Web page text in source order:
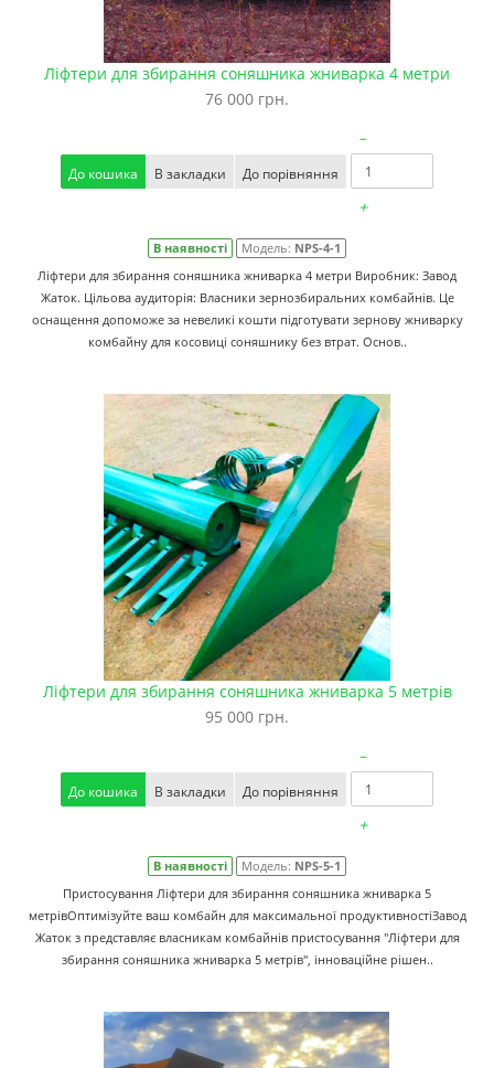
Ліфтери для збирання соняшника жниварка 4 метри
76 000 грн.
До кошика В закладки До порівняння
–
+
В наявності Модель: NPS-4-1
Ліфтери для збирання соняшника жниварка 4 метри Виробник: Завод
Жаток. Цільова аудиторія: Власники зернозбиральних комбайнів. Це
оснащення допоможе за невеликі кошти підготувати зернову жниварку
комбайну для косовиці соняшнику без втрат. Основ..
Ліфтери для збирання соняшника жниварка 5 метрів
95 000 грн.
До кошика В закладки До порівняння
–
+
В наявності Модель: NPS-5-1
Пристосування Ліфтери для збирання соняшника жниварка 5
метрівОптимізуйте ваш комбайн для максимальної продуктивностіЗавод
Жаток з представляє власникам комбайнів пристосування "Ліфтери для
збирання соняшника жниварка 5 метрів", інноваційне рішен..